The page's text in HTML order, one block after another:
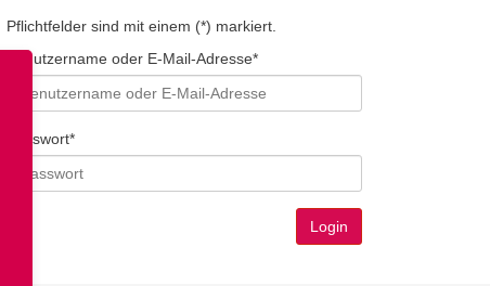
Pflichtfelder sind mit einem (*) markiert.
Benutzername oder E-Mail-Adresse*
Passwort*